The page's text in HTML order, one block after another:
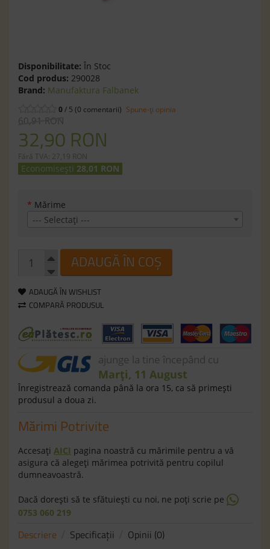
Disponibilitate: În Stoc
Cod produs: 290028
Brand: Manufaktura Falbanek
0/ 5 (0 comentarii) Spune-ţi opinia
60,91 RON
32,90 RON
Fără TVA: 27,19 RON
Economisești 28,01 RON
* Mărime
--- Selectaţi ---
ADAUGĂ ÎN COȘ
ADAUGĂ ÎN WISHLIST
COMPARĂ PRODUSUL
ajunge la tine începând cu
Marți, 11 August
Înregistrează comanda până la ora 15, ca să primeşti
produsul a doua zi.
Mărimi Potrivite
Accesaţi AICI pagina noastră cu mărimile pentru a vă
asigura că alegeţi mărimea potrivită pentru copilul
dumneavoastră.
Dacă doreşti să te sfătuieşti cu noi, ne poţi scrie pe
0753 060 219
Descriere Specificaţii Opinii (0)